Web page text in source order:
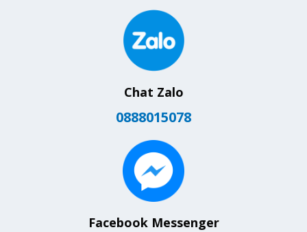
Chat Zalo
0888015078
Facebook Messenger